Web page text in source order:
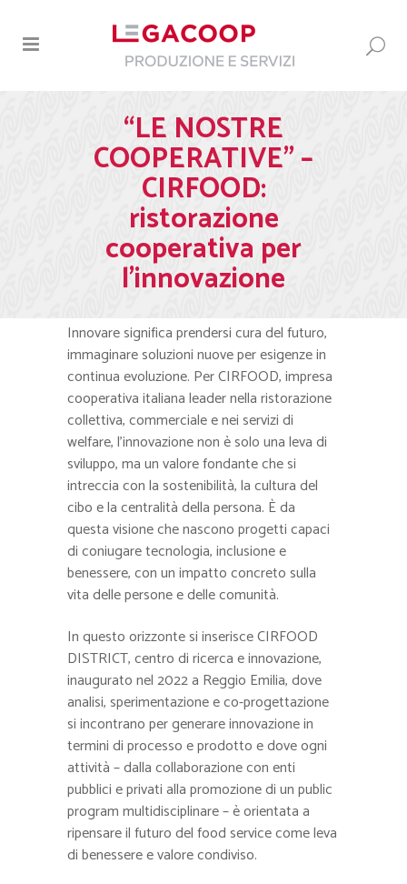
“LE NOSTRE
COOPERATIVE” –
CIRFOOD:
ristorazione
cooperativa per
l’innovazione
Innovare significa prendersi cura del futuro,
immaginare soluzioni nuove per esigenze in
continua evoluzione. Per CIRFOOD, impresa
cooperativa italiana leader nella ristorazione
collettiva, commerciale e nei servizi di
welfare, l’innovazione non è solo una leva di
sviluppo, ma un valore fondante che si
intreccia con la sostenibilità, la cultura del
cibo e la centralità della persona. È da
questa visione che nascono progetti capaci
di coniugare tecnologia, inclusione e
benessere, con un impatto concreto sulla
vita delle persone e delle comunità.
In questo orizzonte si inserisce CIRFOOD
DISTRICT, centro di ricerca e innovazione,
inaugurato nel 2022 a Reggio Emilia, dove
analisi, sperimentazione e co-progettazione
si incontrano per generare innovazione in
termini di processo e prodotto e dove ogni
attività – dalla collaborazione con enti
pubblici e privati alla promozione di un public
program multidisciplinare – è orientata a
ripensare il futuro del food service come leva
di benessere e valore condiviso.